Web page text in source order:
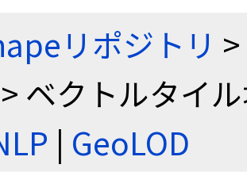
リポジトリ >
> ベクトルタイ
| GeoLOD